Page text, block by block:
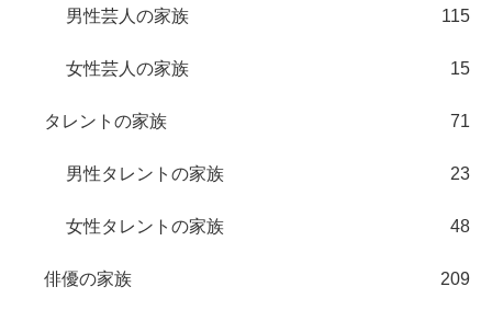
男性芸人の家族 115
女性芸人の家族 15
タレントの家族 71
男性タレントの家族 23
女性タレントの家族 48
俳優の家族 209